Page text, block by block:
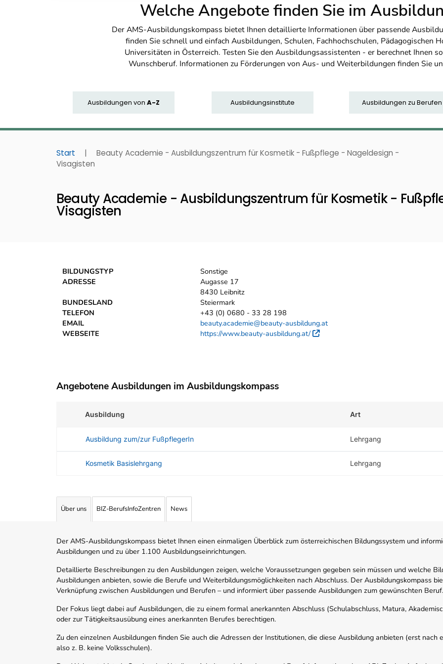
Welche Angebote finden Sie im
Der AMS-Ausbildungskompass bietet Ihnen detaillierte Informationen über passende
finden Sie schnell und einfach Ausbildungen, Schulen, Fachhochschulen, Pädagogischen
Universitäten in Österreich. Testen Sie den Ausbildungsassistenten - er berechnet Ihnen
Wunschberuf. Informationen zu Förderungen von Aus- und Weiterbildungen finden Sie
Ausbildungen von A-Z Ausbildungsinstitute Ausbildungen zu Berufen
Start |
Beauty Academie - Ausbildungszentrum für Kosmetik - Fußpflege - Nageldesign -
Visagisten
Beauty Academie - Ausbildungszentrum für Kosmetik -
Visagisten
BILDUNGSTYP
Sonstige
ADRESSE
Augasse 17
8430 Leibnitz
BUNDESLAND
Steiermark
TELEFON
+43 (0) 0680 - 33 28 198
EMAIL
beauty.academie@beauty-ausbildung.at
WEBSEITE
https://www.beauty-ausbildung.at/ Externer Link
Angebotene Ausbildungen im Ausbildungskompass
Ausbildung Art
Ausbildung zum/zur FußpflegerIn Lehrgang
Kosmetik Basislehrgang Lehrgang
Über uns BIZ-BerufsInfoZentren News
Der AMS-Ausbildungskompass bietet Ihnen einen einmaligen Überblick zum österreichischen Bildungssystem und
Ausbildungen und zu über 1.100 Ausbildungseinrichtungen.
Detaillierte Beschreibungen zu den Ausbildungen zeigen, welche Voraussetzungen gegeben sein müssen und welche
Ausbildungen anbieten, sowie die Berufe und Weiterbildungsmöglichkeiten nach Abschluss. Der Ausbildungskompass
Verknüpfung zwischen Ausbildungen und Berufen – und informiert über passende Ausbildungen zum gewünschten Beruf.
Der Fokus liegt dabei auf Ausbildungen, die zu einem formal anerkannten Abschluss (Schulabschluss, Matura,
oder zur Tätigkeitsausübung eines anerkannten Berufes berechtigen.
Zu den einzelnen Ausbildungen finden Sie auch die Adressen der Institutionen, die diese Ausbildung anbieten (erst nach
also z. B. keine Volksschulen).